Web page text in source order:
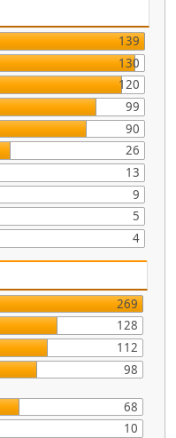
139
130
120
99
90
26
13
9
5
4
269
128
112
98
68
10